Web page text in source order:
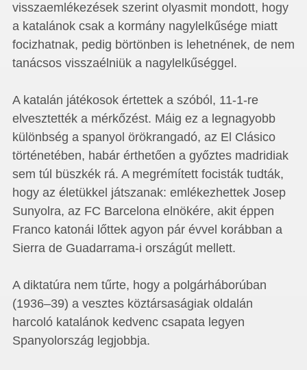
visszaemlékezések szerint olyasmit mondott, hogy
a katalánok csak a kormány nagylelkűsége miatt
focizhatnak, pedig börtönben is lehetnének, de nem
tanácsos visszaélniük a nagylelkűséggel.
A katalán játékosok értettek a szóból, 11-1-re
elvesztették a mérkőzést. Máig ez a legnagyobb
különbség a spanyol örökrangadó, az El Clásico
történetében, habár érthetően a győztes madridiak
sem túl büszkék rá. A megrémített focisták tudták,
hogy az életükkel játszanak: emlékezhettek Josep
Sunyolra, az FC Barcelona elnökére, akit éppen
Franco katonái lőttek agyon pár évvel korábban a
Sierra de Guadarrama-i országút mellett.
A diktatúra nem tűrte, hogy a polgárháborúban
(1936–39) a vesztes köztársaságiak oldalán
harcoló katalánok kedvenc csapata legyen
Spanyolország legjobbja.